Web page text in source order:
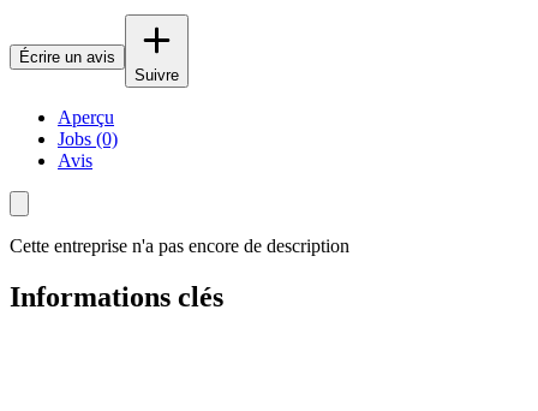
Écrire un avis
Suivre
Aperçu
Jobs (0)
Avis
Cette entreprise n'a pas encore de description
Informations clés